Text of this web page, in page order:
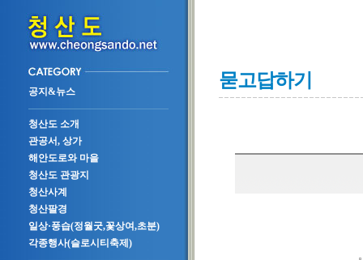
공지&뉴스
청산도 소개
관공서, 상가
해안도로와 마을
청산도 관광지
청산사계
청산팔경
일상·풍습(정월굿,꽃상여,초분)
각종행사(슬로시티축제)
묻고답하기